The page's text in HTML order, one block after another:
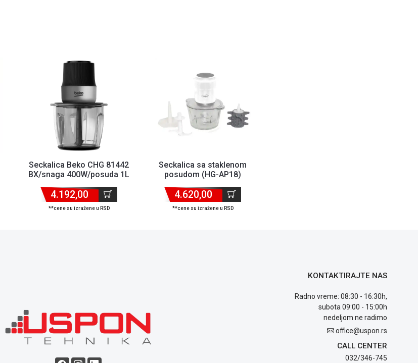
Seckalica Beko CHG 81442
BX/snaga 400W/posuda 1L
4.192,00
**cene su izražene u RSD
Seckalica sa staklenom
posudom (HG-AP18)
4.620,00
**cene su izražene u RSD
KONTAKTIRAJTE NAS
Radno vreme: 08:30 - 16:30h,
subota 09:00 - 15:00h
nedeljom ne radimo
office@uspon.rs
CALL CENTER
032/346-745